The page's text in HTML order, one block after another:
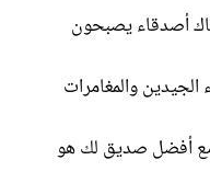
أصدقاء يصبحون
والمغامرات
مع أفضل صديق لك هو